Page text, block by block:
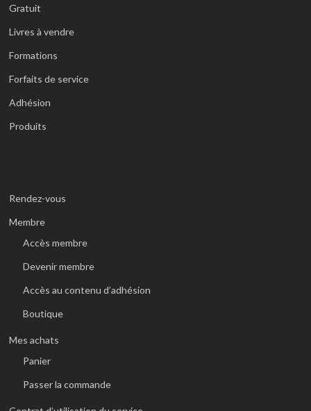
Gratuit
Livres à vendre
Formations
Forfaits de service
Adhésion
Produits
Rendez-vous
Membre
Accès membre
Devenir membre
Accès au contenu d’adhésion
Boutique
Mes achats
Panier
Passer la commande